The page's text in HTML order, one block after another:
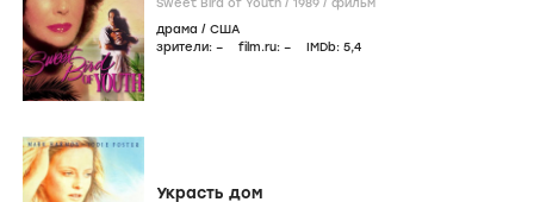
драма / США
зрители: – film.ru: – IMDb: 5,4
Украсть дом